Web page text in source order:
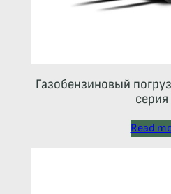
Газобензиновый
серия
Read